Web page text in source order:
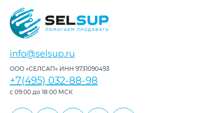
info@selsup.ru
ООО «СЕЛСАП» ИНН 9731090493
+7(495) 032-88-98
с 09:00 до 18:00 МСК